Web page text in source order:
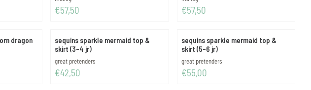
Prijs: 57,50
€57,50 Prijs: 57,50
€57,50
dragon
sequins sparkle mermaid top &
skirt (3-4 jr)
Merk:
great pretenders
Prijs: 42,50
€42,50
sequins sparkle mermaid top &
skirt (5-6 jr)
Merk:
great pretenders
Prijs: 55,00
€55,00